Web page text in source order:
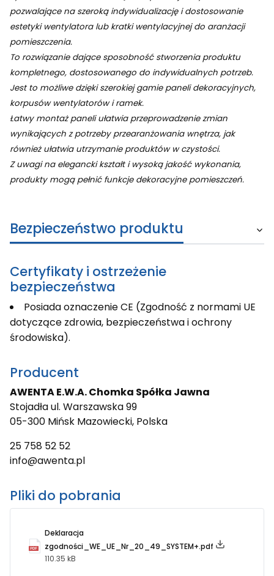
pozwalające na szeroką indywidualizację i dostosowanie
estetyki wentylatora lub kratki wentylacyjnej do aranżacji
pomieszczenia.
To rozwiązanie dające sposobność stworzenia produktu
kompletnego, dostosowanego do indywidualnych potrzeb.
Jest to możliwe dzięki szerokiej gamie paneli dekoracyjnych,
korpusów wentylatorów i ramek.
Łatwy montaż paneli ułatwia przeprowadzenie zmian
wynikających z potrzeby przearanżowania wnętrza, jak
również ułatwia utrzymanie produktów w czystości.
Z uwagi na elegancki kształt i wysoką jakość wykonania,
produkty mogą pełnić funkcje dekoracyjne pomieszczeń.
Bezpieczeństwo produktu
Certyfikaty i ostrzeżenie
bezpieczeństwa
Posiada oznaczenie CE (Zgodność z normami UE
dotyczące zdrowia, bezpieczeństwa i ochrony
środowiska).
Producent
AWENTA E.W.A. Chomka Spółka Jawna
Stojadła ul. Warszawska 99
05-300 Mińsk Mazowiecki, Polska
25 758 52 52
info@awenta.pl
Pliki do pobrania
Deklaracja
zgodności_WE_UE_Nr_20_49_SYSTEM+.pdf
110.35 kB